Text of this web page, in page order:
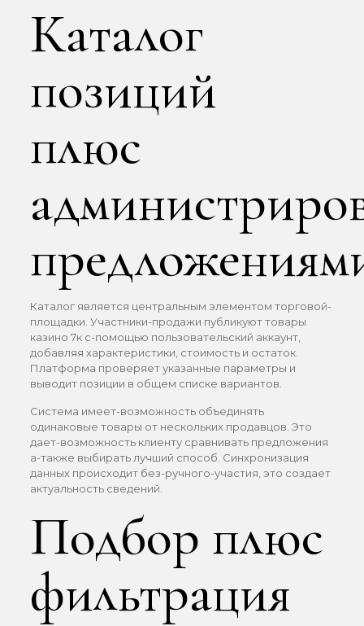
Каталог
позиций
плюс
Каталог является центральным элементом торговой-
площадки. Участники-продажи публикуют товары
казино 7к с-помощью пользовательский аккаунт,
добавляя характеристики, стоимость и остаток.
Платформа проверяет указанные параметры и
выводит позиции в общем списке вариантов.
Система имеет-возможность объединять
одинаковые товары от нескольких продавцов. Это
дает-возможность клиенту сравнивать предложения
а-также выбирать лучший способ. Синхронизация
данных происходит без-ручного-участия, это создает
актуальность сведений.
Подбор плюс
фильтрация